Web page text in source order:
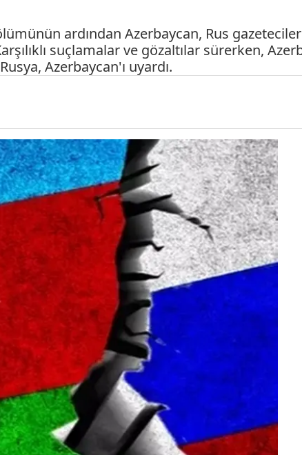
ardından Azerbaycan, Rus
suçlamalar ve gözaltılar sürerken,
Azerbaycan'ı uyardı.